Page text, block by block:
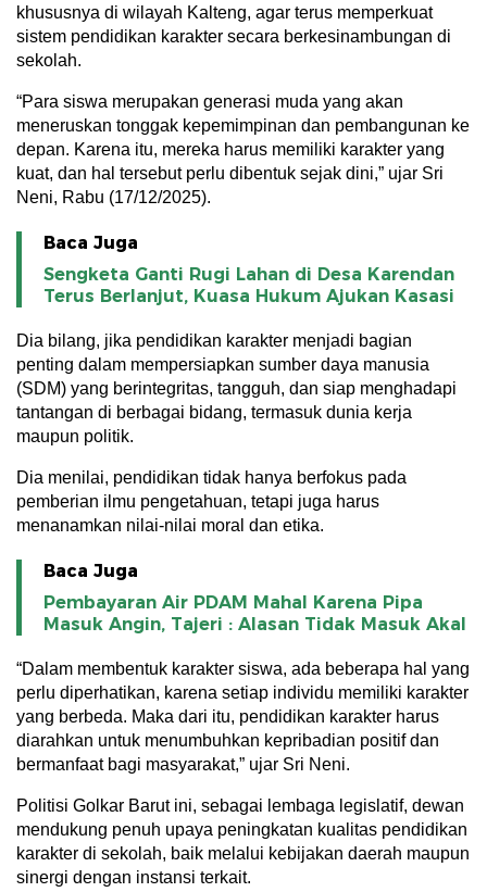
khususnya di wilayah Kalteng, agar terus memperkuat
sistem pendidikan karakter secara berkesinambungan di
sekolah.
“Para siswa merupakan generasi muda yang akan
meneruskan tonggak kepemimpinan dan pembangunan ke
depan. Karena itu, mereka harus memiliki karakter yang
kuat, dan hal tersebut perlu dibentuk sejak dini,” ujar Sri
Neni, Rabu (17/12/2025).
Baca Juga
Sengketa Ganti Rugi Lahan di Desa Karendan
Terus Berlanjut, Kuasa Hukum Ajukan Kasasi
Dia bilang, jika pendidikan karakter menjadi bagian
penting dalam mempersiapkan sumber daya manusia
(SDM) yang berintegritas, tangguh, dan siap menghadapi
tantangan di berbagai bidang, termasuk dunia kerja
maupun politik.
Dia menilai, pendidikan tidak hanya berfokus pada
pemberian ilmu pengetahuan, tetapi juga harus
menanamkan nilai-nilai moral dan etika.
Baca Juga
Pembayaran Air PDAM Mahal Karena Pipa
Masuk Angin, Tajeri : Alasan Tidak Masuk Akal
“Dalam membentuk karakter siswa, ada beberapa hal yang
perlu diperhatikan, karena setiap individu memiliki karakter
yang berbeda. Maka dari itu, pendidikan karakter harus
diarahkan untuk menumbuhkan kepribadian positif dan
bermanfaat bagi masyarakat,” ujar Sri Neni.
Politisi Golkar Barut ini, sebagai lembaga legislatif, dewan
mendukung penuh upaya peningkatan kualitas pendidikan
karakter di sekolah, baik melalui kebijakan daerah maupun
sinergi dengan instansi terkait.